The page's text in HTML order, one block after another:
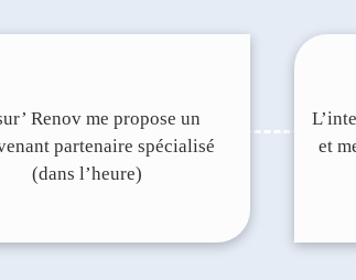
Renov me propose un
partenaire spécialisé
(dans l’heure)
et